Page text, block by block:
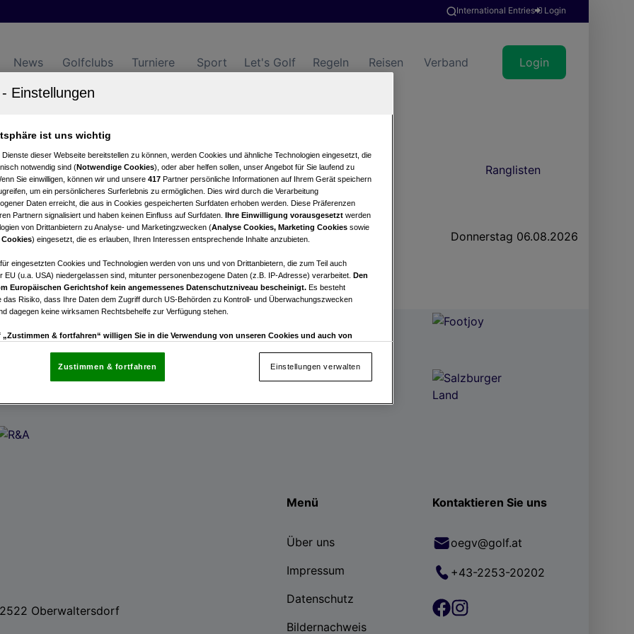
International Entries Login
News Golfclubs Turniere Sport Let's Golf Regeln Reisen Verband Login
Murstätten
Turnierkalender Clubnews Events Ranglisten
Donnerstag 06.08.2026
Tagesgreenfees!
Oberwaltersdorf
Menü
Über uns
Impressum
Datenschutz
Bildernachweis
Kontaktieren Sie uns
oegv@golf.at
+43-2253-20202
ist uns wichtig
Dienste dieser Webseite bereitstellen zu können, werden Cookies und ähnliche Technologien eingesetzt, die
notwendig sind (Notwendige Cookies), oder aber helfen sollen, unser Angebot für Sie laufend zu
Sie einwilligen, können wir und unsere 417 Partner persönliche Informationen auf Ihrem Gerät speichern
um ein persönlicheres Surferlebnis zu ermöglichen. Dies wird durch die Verarbeitung
Daten erreicht, die aus in Cookies gespeicherten Surfdaten erhoben werden. Diese Präferenzen
Partnern signalisiert und haben keinen Einfluss auf Surfdaten.
Ihre Einwilligung vorausgesetzt werden
von Drittanbietern zu Analyse- und Marketingzwecken (Analyse Cookies, Marketing Cookies sowie
) eingesetzt, die es erlauben, Ihren Interessen entsprechende Inhalte anzubieten.
eingesetzten Cookies und Technologien werden von uns und von Drittanbietern, die zum Teil auch
EU (u.a. USA) niedergelassen sind, mitunter personenbezogene Daten (z.B. IP-Adresse) verarbeitet.
Den
Europäischen Gerichtshof kein angemessenes Datenschutzniveau bescheinigt. Es besteht
das Risiko, dass Ihre Daten dem Zugriff durch US-Behörden zu Kontroll- und Überwachungszwecken
dagegen keine wirksamen Rechtsbehelfe zur Verfügung stehen.
„Zustimmen & fortfahren“ willigen Sie in die Verwendung von unseren Cookies und auch von
die sich auf jeder Seite unten im Footer befinden.
Einstellungen verwalten
Zustimmen & fortfahren